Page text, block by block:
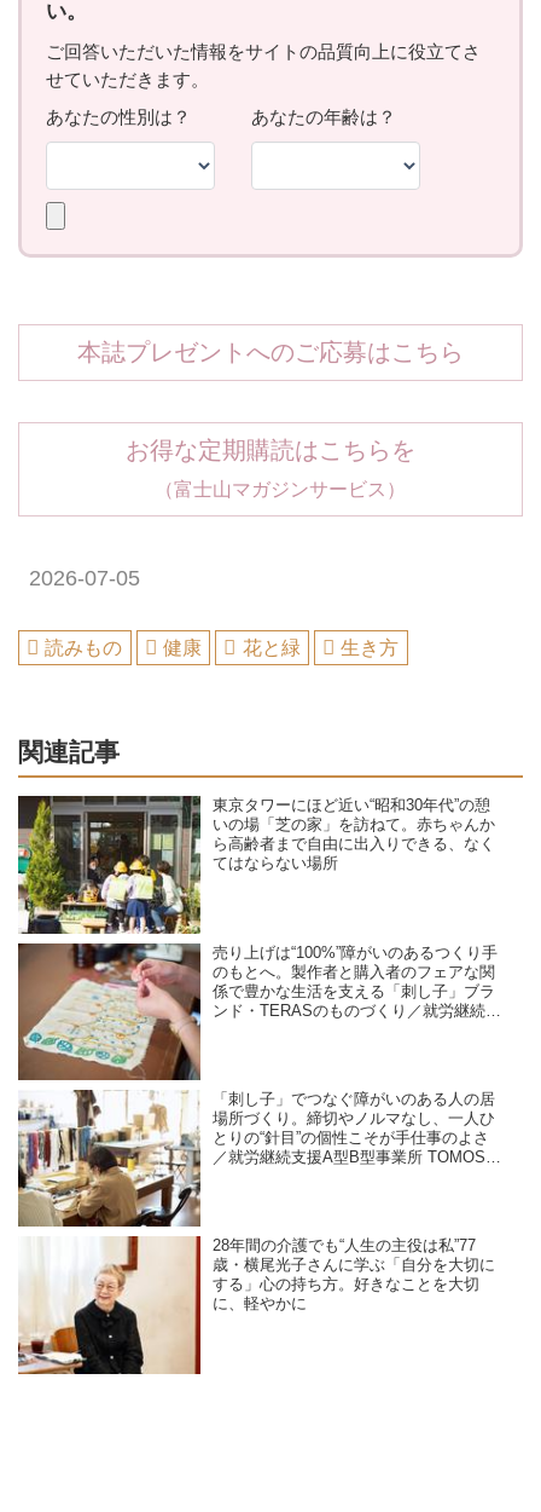
本誌プレゼントへのご応募はこちら
お得な定期購読はこちらを
（富士山マガジンサービス）
2026-07-05
読みもの 健康 花と緑 生き方
関連記事
東京タワーにほど近い“昭和30年代”の憩
いの場「芝の家」を訪ねて。赤ちゃんか
ら高齢者まで自由に出入りできる、なく
てはならない場所
売り上げは“100%”障がいのあるつくり手
のもとへ。製作者と購入者のフェアな関
係で豊かな生活を支える「刺し子」ブラ
ンド・TERASのものづくり／就労継続支
「刺し子」でつなぐ障がいのある人の居
場所づくり。締切やノルマなし、一人ひ
とりの“針目”の個性こそが手仕事のよさ
／就労継続支援A型B型事業所 TOMOS
28年間の介護でも“人生の主役は私”77
歳・横尾光子さんに学ぶ「自分を大切に
する」心の持ち方。好きなことを大切
に、軽やかに